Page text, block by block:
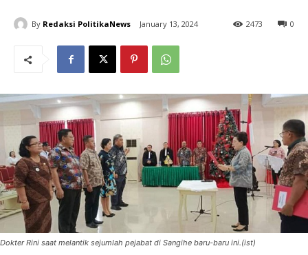
By Redaksi PolitikaNews January 13, 2024 0
2473
Dokter Rini saat melantik sejumlah pejabat di Sangihe baru-baru ini.(ist)